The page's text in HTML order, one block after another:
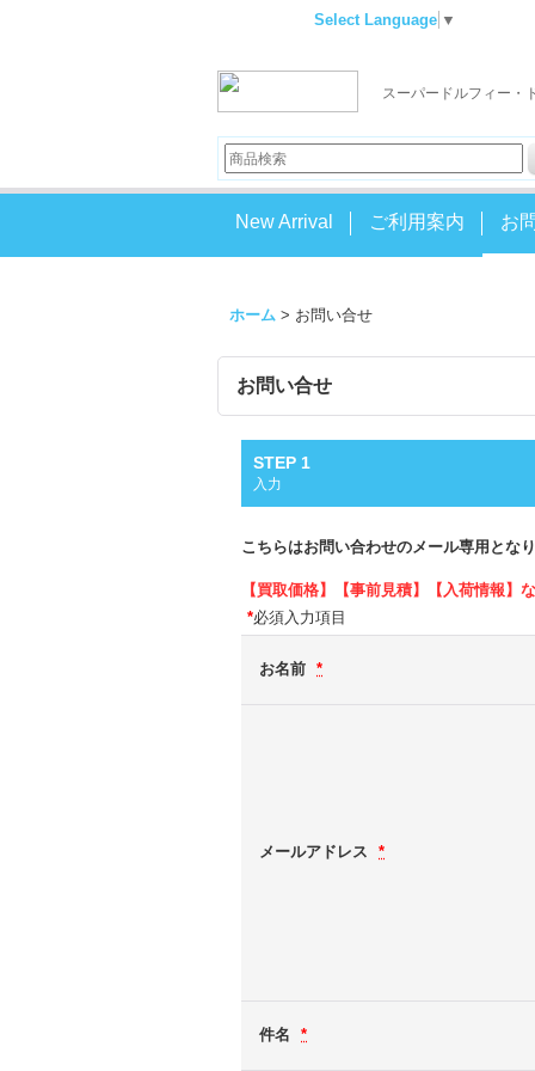
Select Language ▼
スーパードルフィー・
New Arrival ご利用案内 お
ホーム > お問い合せ
お問い合せ
STEP 1
入力
こちらはお問い合わせのメール専用とな
【買取価格】【事前見積】【入荷情報
*必須入力項目
お名前 *
メールアドレス *
件名 *